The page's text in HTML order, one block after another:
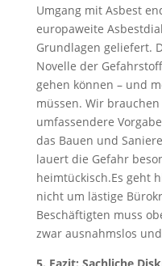
Umgang mit Asbest
europaweite
Grundlagen geliefert.
Novelle der
gehen können – und
müssen. Wir
umfassendere
das Bauen und
lauert die Gefahr
heimtückisch.Es geht
nicht um lästige
Beschäftigten muss
zwar ausnahmslos